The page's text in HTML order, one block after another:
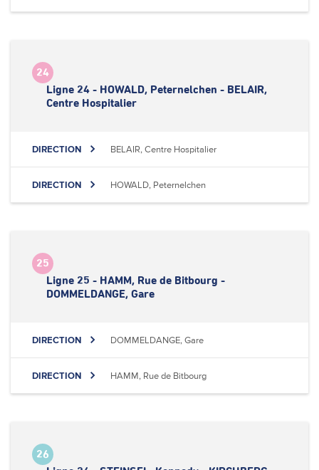
24
Ligne 24 - HOWALD, Peternelchen - BELAIR,
Centre Hospitalier
DIRECTION BELAIR, Centre Hospitalier
DIRECTION HOWALD, Peternelchen
25
Ligne 25 - HAMM, Rue de Bitbourg -
DOMMELDANGE, Gare
DIRECTION DOMMELDANGE, Gare
DIRECTION HAMM, Rue de Bitbourg
26